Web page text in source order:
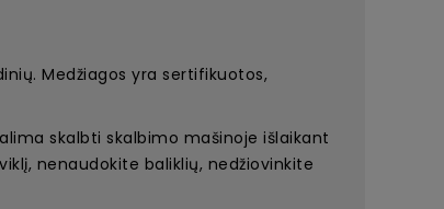
Medžiagos yra sertifikuotos,
skalbti skalbimo mašinoje išlaikant
nenaudokite baliklių, nedžiovinkite